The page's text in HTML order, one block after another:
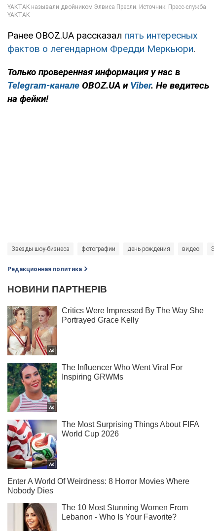
Ранее OBOZ.UA рассказал пять интересных
фактов о легендарном Фредди Меркьюри.
Только проверенная информация у нас в
Telegram-канале OBOZ.UA и Viber. Не ведитесь
на фейки!
Звезды шоу-бизнеса фотографии день рождения видео
Редакционная политика